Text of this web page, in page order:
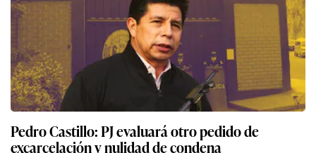
Pedro Castillo: PJ evaluará otro pedido de
excarcelación y nulidad de condena